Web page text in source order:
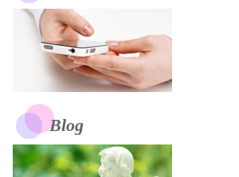
Blog